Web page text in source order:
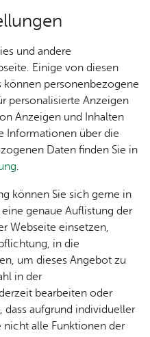
Ak­ti­on
mein­
sinn
Ai­lin­
gen
Öf­
fent­li­
Bil­der
Orts­
plan
Aus­bil­
dung
& of­fe­
Ver­an­stal­tung dru­cken
Das Ei­sen­
in
2026, 19:30 Uhr
und andere
Einige von diesen
personenbezogene
personalisierte Anzeigen
Anzeigen und Inhalten
Informationen über die
Daten finden Sie in
.
können Sie sich gerne in
genaue Auflistung der
Webseite einsetzen,
in die
um dieses Angebot zu
in der
bearbeiten oder
dass aufgrund individueller
alle Funktionen der